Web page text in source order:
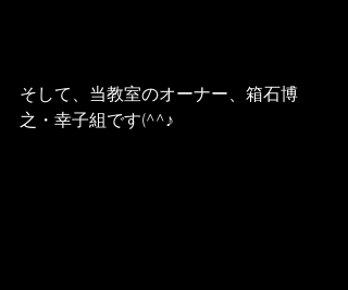
そして、当教室のオーナー、箱石博
之・幸子組です(^^♪